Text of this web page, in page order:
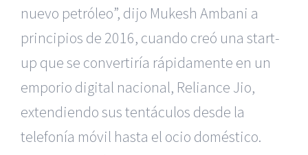
nuevo petróleo”, dijo Mukesh Ambani a
principios de 2016, cuando creó una start-
up que se convertiría rápidamente en un
emporio digital nacional, Reliance Jio,
extendiendo sus tentáculos desde la
telefonía móvil hasta el ocio doméstico.